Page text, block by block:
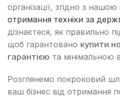
організації, згідно з нашою
отримання техніки за
дізнаєтеся, як правильно
щоб гарантовано купити
гарантією та мінімальною
Розглянемо покроковий
ваш бізнес від отримання